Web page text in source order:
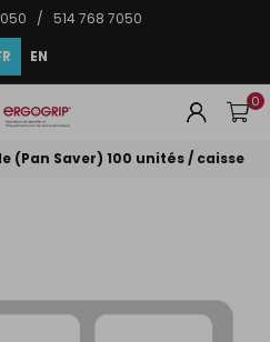
/ 514 768 7050
EN
INC.
0
(Pan Saver) 100 unités / caisse